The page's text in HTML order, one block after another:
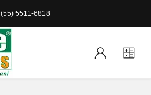
(55) 5511-6818